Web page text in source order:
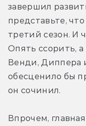
завершил
представьте,
третий сезон. И
Опять ссорить,
Венди, Диппера
обесценило бы
он сочинил.
Впрочем,